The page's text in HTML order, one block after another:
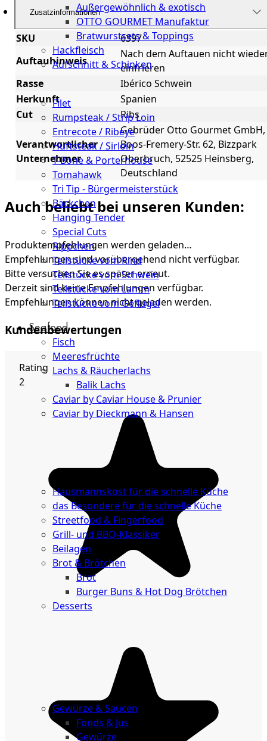
Außergewöhnlich & exotisch
OTTO GOURMET Manufaktur
Bratwurstsets & Toppings
Hackfleisch
Aufschnitt & Schinken
Cuts
Filet
Rumpsteak / Strip Loin
Entrecote / Ribeye
Hüftsteak / Sirloin
T-Bone & Porterhouse
Tomahawk
Tri Tip - Bürgermeisterstück
Bäckchen
Hanging Tender
Special Cuts
Rippchen
Teilstücke vom Rind
Teilstücke vom Schwein
Teilstücke vom Lamm
Teilstücke vom Geflügel
Seafood
Fisch
Meeresfrüchte
Lachs & Räucherlachs
Balik Lachs
Caviar by Caviar House & Prunier
Caviar by Dieckmann & Hansen
Küche
Hausmannskost für die schnelle Küche
das Besondere für die schnelle Küche
Streetfood & Fingerfood
Grill- und BBQ-Klassiker
Beilagen
Brot & Brötchen
Brot
Burger Buns & Hot Dog Brötchen
Desserts
Gewürze & Saucen
Fonds & Jus
Gewürze
Zusatzinformationen
SKU
6397
Auftauhinweis
Nach dem Auftauen nicht
einfrieren
Rasse
Ibérico Schwein
Herkunft
Spanien
Cut
Ribs
Verantwortlicher
Unternehmer
Gebrüder Otto Gourmet GmbH,
Boos-Fremery-Str. 62, Bizzpark
Oberbruch, 52525 Heinsberg,
Deutschland
Auch beliebt bei unseren Kunden:
Produktempfehlungen werden geladen…
Empfehlungen sind vorübergehend nicht verfügbar.
Bitte versuchen Sie es später erneut.
Derzeit sind keine Empfehlungen verfügbar.
Empfehlungen können nicht geladen werden.
Kundenbewertungen
Rating
2